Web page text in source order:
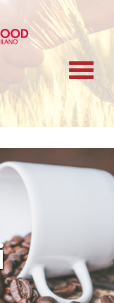
Cibus TuttoFood